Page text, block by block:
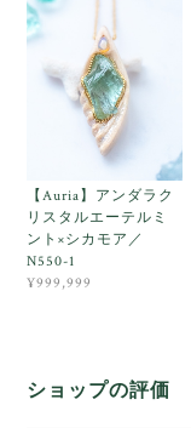
【Auria】アンダラク
リスタルエーテルミ
ント×シカモア／
N550-1
¥999,999
ショップの評価